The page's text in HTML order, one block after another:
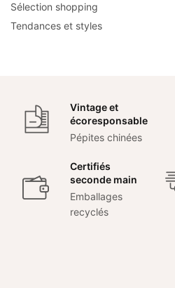
Sélection shopping
Tendances et styles
Vintage et
écoresponsable
Pépites chinées
Certifiés
seconde main
Emballages
recyclés